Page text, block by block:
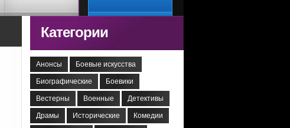
Категории
Анонсы Боевые искусства
Биографические Боевики
Вестерны Военные Детективы
Драмы Исторические Комедии